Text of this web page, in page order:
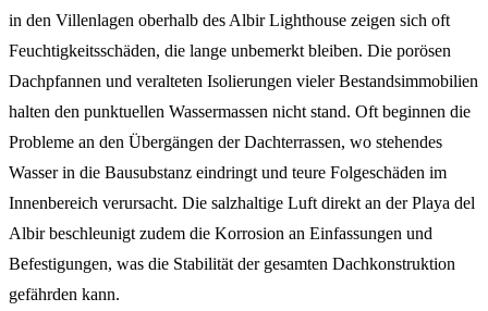
in den Villenlagen oberhalb des Albir Lighthouse zeigen sich oft
Feuchtigkeitsschäden, die lange unbemerkt bleiben. Die porösen
Dachpfannen und veralteten Isolierungen vieler Bestandsimmobilien
halten den punktuellen Wassermassen nicht stand. Oft beginnen die
Probleme an den Übergängen der Dachterrassen, wo stehendes
Wasser in die Bausubstanz eindringt und teure Folgeschäden im
Innenbereich verursacht. Die salzhaltige Luft direkt an der Playa del
Albir beschleunigt zudem die Korrosion an Einfassungen und
Befestigungen, was die Stabilität der gesamten Dachkonstruktion
gefährden kann.